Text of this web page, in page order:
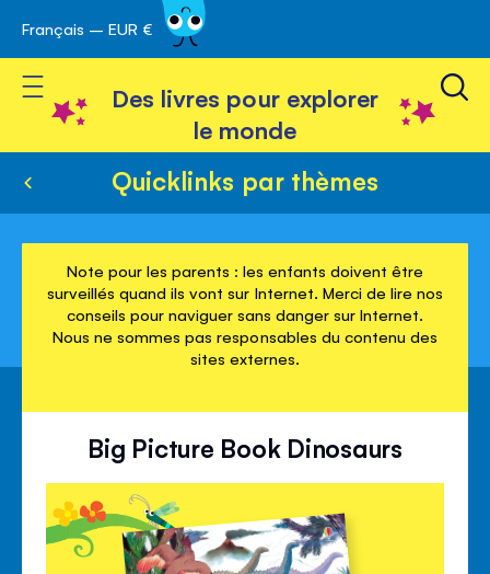
Skip
to
Content
Français – EUR €
Toggle Nav
Des livres pour explorer
le monde
Quicklinks par thèmes
Note pour les parents : les enfants doivent être
surveillés quand ils vont sur Internet. Merci de lire nos
conseils pour naviguer sans danger sur Internet.
Nous ne sommes pas responsables du contenu des
sites externes.
Big Picture Book Dinosaurs